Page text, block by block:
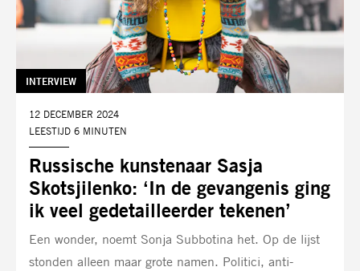
Russische kunstenaar Sasja
Skotsjilenko: ‘In de gevangenis ging
ik veel gedetailleerder tekenen’
TAG:
INTERVIEW
DATUM:
12 DECEMBER 2024
LEESTIJD 6 MINUTEN
Een wonder, noemt Sonja Subbotina het. Op de lijst
stonden alleen maar grote namen. Politici, anti-